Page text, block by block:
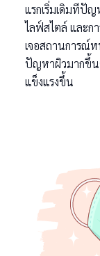
แรกเริ่มเดิมทีปั
ไลฟ์สไตล์ และก
เจอสถานการณ์
ปัญหาผิวมากขึ้น
แข็งแรงขึ้น